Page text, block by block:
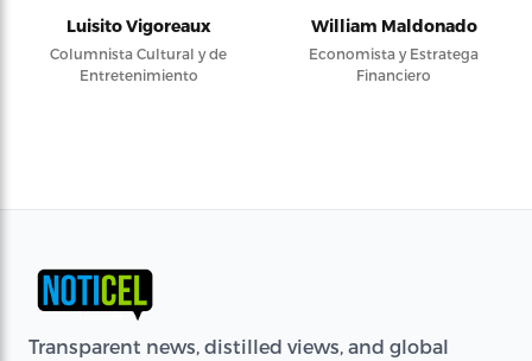
Luisito Vigoreaux
Columnista Cultural y de
Entretenimiento
William Maldonado
Economista y Estratega
Financiero
Transparent news, distilled views, and global